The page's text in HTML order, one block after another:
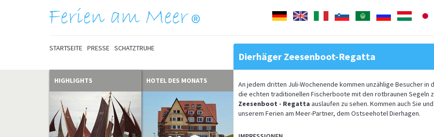
DeutschEnglish ItalianoSlovenščinaArabischPусскийMagyar
STARTSEITE PRESSE SCHATZTRUHE
HIGHLIGHTS HOTEL DES MONATS
Dierhäger Zeesenboot-Regatta
An jedem dritten Juli-Wochenende kommen unzählige Besucher in
die echten traditionellen Fischerboote mit den rotbraunen Segeln
Zeesenboot - Regatta auslaufen zu sehen. Kommen auch Sie
unserem Ferien am Meer-Partner, dem Ostseehotel Dierhagen.